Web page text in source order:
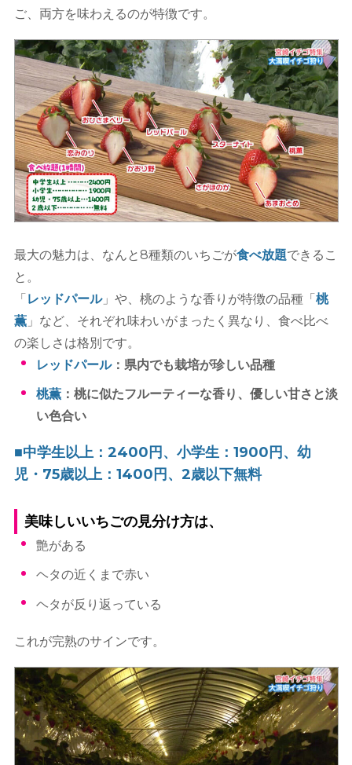
ご、両方を味わえるのが特徴です。
最大の魅力は、なんと8種類のいちごが食べ放題できるこ
と。
「レッドパール」や、桃のような香りが特徴の品種「桃
薫」など、それぞれ味わいがまったく異なり、食べ比べ
の楽しさは格別です。
レッドパール：県内でも栽培が珍しい品種
桃薫 ：桃に似たフルーティーな香り、優しい甘さと淡
い色合い
■中学生以上：2400円、小学生：1900円、幼
児・75歳以上：1400円、2歳以下無料
美味しいいちごの見分け方は、
艶がある
ヘタの近くまで赤い
ヘタが反り返っている
これが完熟のサインです。